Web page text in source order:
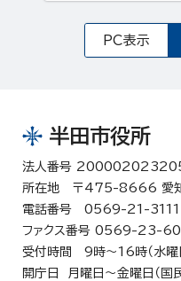
PC表示
半田市役所
法人番号
所在地 〒475-8666 愛知
電話番号 0569-21-3111
ファクス番号 0569-23-
受付時間 9時～16時（水曜
開庁日 月曜日～金曜日（